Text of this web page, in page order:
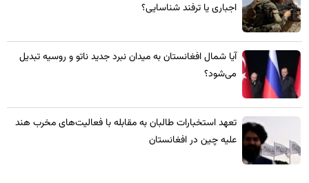
اجباری یا ترفند شناسایی؟
​آیا شمال افغانستان به میدان نبرد جدید ناتو و روسیه تبدیل
می‌شود؟
تعهد استخبارات طالبان به مقابله با فعالیت‌های مخرب هند
علیه چین در افغانستان